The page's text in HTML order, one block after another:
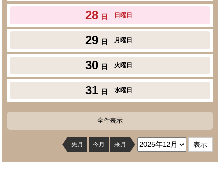
28 日 日曜日
29 日 月曜日
30 日 火曜日
31 日 水曜日
全件表示
先月 今月 来月